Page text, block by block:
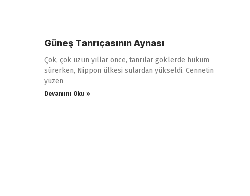
Güneş Tanrıçasının Aynası
Çok, çok uzun yıllar önce, tanrılar göklerde hüküm
sürerken, Nippon ülkesi sulardan yükseldi. Cennetin
yüzen
Devamını Oku »